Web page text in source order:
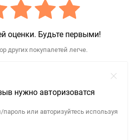
Будьте первыми!
других покупалетей легче.
нужно авторизоватся
или авторизуйтесь используя